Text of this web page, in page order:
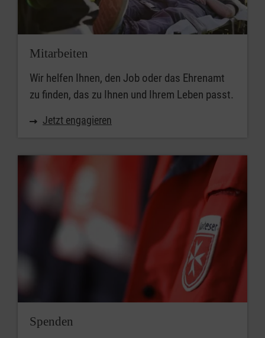
Mitarbeiten
Wir helfen Ihnen, den Job oder das Ehrenamt
zu finden, das zu Ihnen und Ihrem Leben passt.
Jetzt engagieren
Spenden